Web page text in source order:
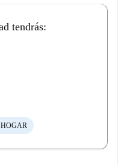
tendrás: